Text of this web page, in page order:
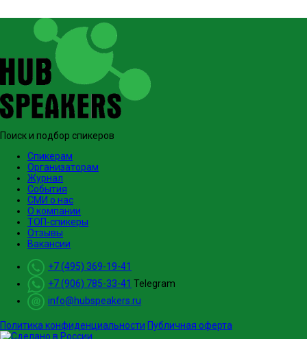
Поиск и подбор спикеров
Спикерам
Организаторам
Журнал
События
СМИ о нас
О компании
ТОП-спикеры
Отзывы
Вакансии
+7 (495) 369-19-41
+7 (906) 785-33-41 Telegram
info@hubspeakers.ru
Политика конфиденциальности Публичная оферта